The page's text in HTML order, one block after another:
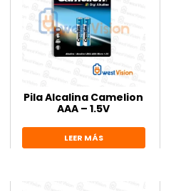
Pila Alcalina Camelion
AAA – 1.5V
LEER MÁS